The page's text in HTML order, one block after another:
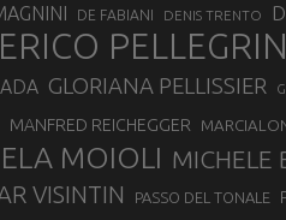
DE FABIANI DENIS TRENTO
GLORIANA PELLISSIER
MANFRED REICHEGGER
MOIOLI MICHELE
VISINTIN PASSO DEL TONALE